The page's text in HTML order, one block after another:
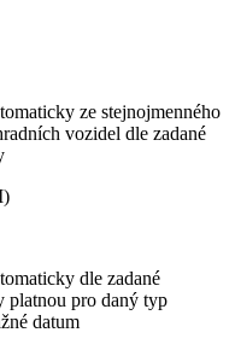
ze stejnojmenného
vozidel dle zadané
dle zadané
platnou pro daný typ
datum